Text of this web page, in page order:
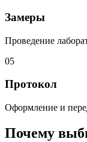
Замеры
Проведение
05
Протокол
Оформление и
Почему